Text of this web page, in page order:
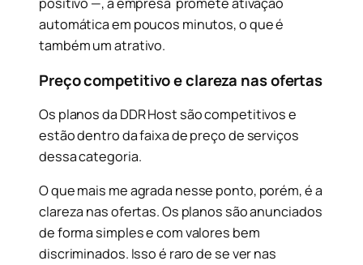
automática em poucos minutos, o que é
também um atrativo.
Preço competitivo e clareza nas ofertas
Os planos da DDR Host são competitivos e
estão dentro da faixa de preço de serviços
dessa categoria.
O que mais me agrada nesse ponto, porém, é a
clareza nas ofertas. Os planos são anunciados
de forma simples e com valores bem
discriminados. Isso é raro de se ver nas